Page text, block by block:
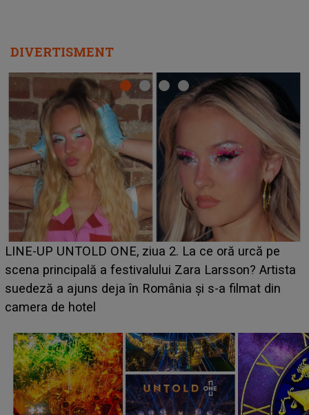
DIVERTISMENT
Ce a dezvăluit noua concurentă din "Casa Iubirii" l-a
luat prin surprindere pe Emanuel. CINE ESTE
BĂIATUL VIZAT de Alexandra?! Aflându-se în fața
faptului împlinit, A RECUNOSCUT IMEDIAT: "Am